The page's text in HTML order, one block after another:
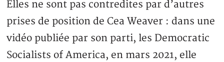
Elles ne sont pas contredites par d’autres
prises de position de Cea Weaver : dans une
vidéo publiée par son parti, les Democratic
Socialists of America, en mars 2021, elle